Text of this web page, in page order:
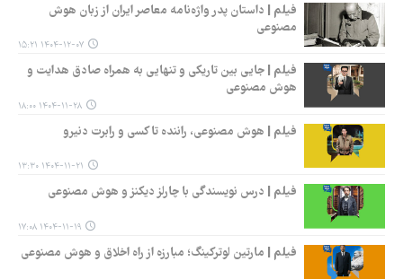
فیلم | داستان پدر واژه‌نامه معاصر ایران از زبان هوش
مصنوعی
۱۴۰۴-۱۲-۰۷ ۱۵:۲۱
فیلم | جایی بین تاریکی و تنهایی به همراه صادق هدایت و
هوش مصنوعی
۱۴۰۴-۱۱-۲۸ ۱۸:۰۰
فیلم | هوش مصنوعی، راننده تاکسی و رابرت دنیرو
۱۴۰۴-۱۱-۲۱ ۱۳:۳۰
فیلم | درس نویسندگی با چارلز دیکنز و هوش مصنوعی
۱۴۰۴-۱۱-۱۹ ۱۷:۰۸
فیلم | مارتین لوترکینگ؛ مبارزه از راه اخلاق و هوش مصنوعی